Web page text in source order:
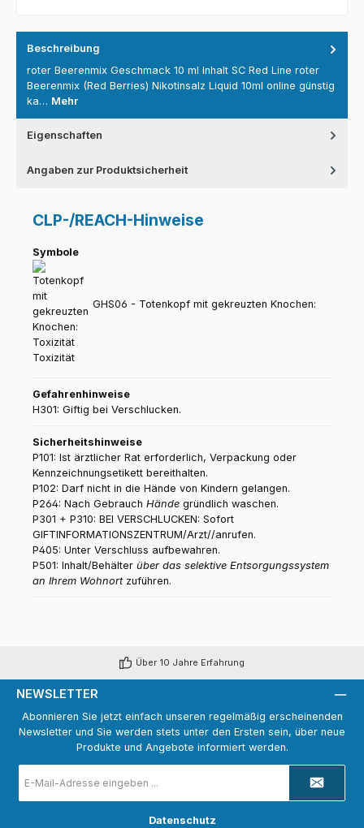
Beschreibung
roter Beerenmix Geschmack 10 ml Inhalt SC Red Line roter
Beerenmix (Red Berries) Nikotinsalz Liquid 10ml online günstig
ka… Mehr
Eigenschaften
Angaben zur Produktsicherheit
CLP-/REACH-Hinweise
Symbole
GHS06 - Totenkopf mit gekreuzten Knochen:
Toxizität
Gefahrenhinweise
H301: Giftig bei Verschlucken.
Sicherheitshinweise
P101: Ist ärztlicher Rat erforderlich, Verpackung oder
Kennzeichnungsetikett bereithalten.
P102: Darf nicht in die Hände von Kindern gelangen.
P264: Nach Gebrauch Hände gründlich waschen.
P301 + P310: BEI VERSCHLUCKEN: Sofort
GIFTINFORMATIONSZENTRUM/Arzt//anrufen.
P405: Unter Verschluss aufbewahren.
P501: Inhalt/Behälter über das selektive Entsorgungssystem
an Ihrem Wohnortzuführen.
Über 10 Jahre Erfahrung
NEWSLETTER
Abonnieren Sie jetzt einfach unseren regelmäßig erscheinenden
Newsletter und Sie werden stets unter den Ersten sein, über neue
Produkte und Angebote informiert werden.
Mail-
Adresse
Datenschutz